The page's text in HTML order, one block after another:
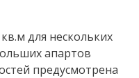
для нескольких
апартов
предусмотрена